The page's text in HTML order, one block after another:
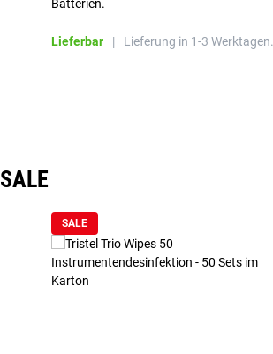
Batterien.
Lieferbar | Lieferung in 1-3 Werktagen.
SALE
SALE